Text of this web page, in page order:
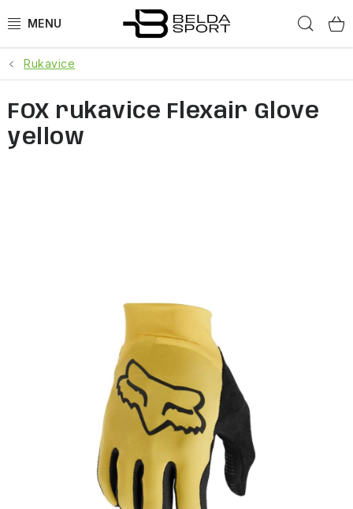
na
SPORTY
BĚH
GOLDBERGH
Rukavice
FOX rukavice Flexair Glove
yellow